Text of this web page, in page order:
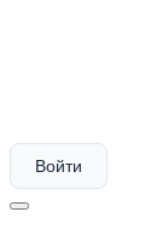
Войти
Menu